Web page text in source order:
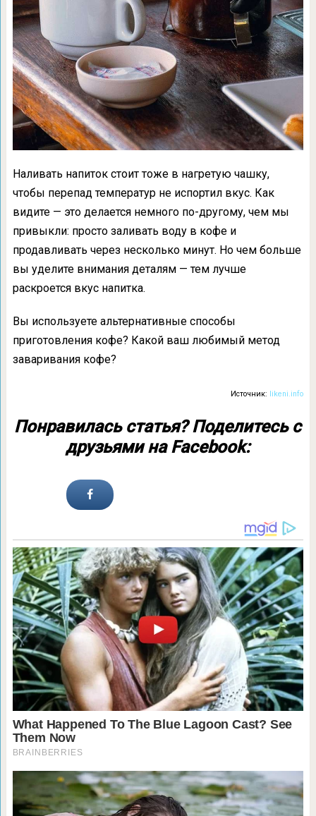
Наливать напиток стоит тоже в нагретую чашку,
чтобы перепад температур не испортил вкус. Как
видите — это делается немного по-другому, чем мы
привыкли: просто заливать воду в кофе и
продавливать через несколько минут. Но чем больше
вы уделите внимания деталям — тем лучше
раскроется вкус напитка.
Вы используете альтернативные способы
приготовления кофе? Какой ваш любимый метод
заваривания кофе?
Источник: likeni.info
Понравилась статья? Поделитесь с
друзьями на Facebook: